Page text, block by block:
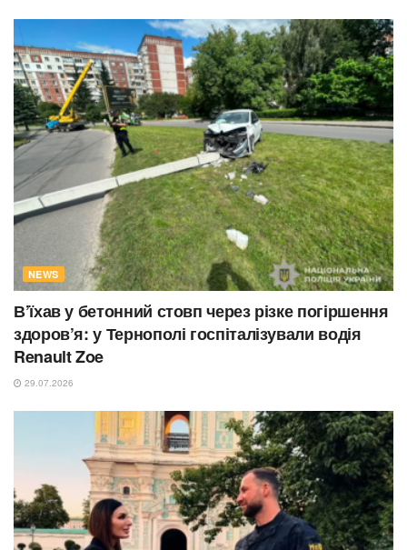
NEWS
В’їхав у бетонний стовп через різке погіршення
здоров’я: у Тернополі госпіталізували водія
Renault Zoe
29.07.2026